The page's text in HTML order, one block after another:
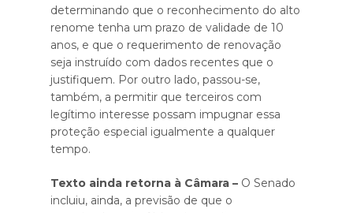
determinando que o reconhecimento do alto
renome tenha um prazo de validade de 10
anos, e que o requerimento de renovação
seja instruído com dados recentes que o
justifiquem. Por outro lado, passou-se,
também, a permitir que terceiros com
legítimo interesse possam impugnar essa
proteção especial igualmente a qualquer
tempo.
Texto ainda retorna à Câmara – O Senado
incluiu, ainda, a previsão de que o